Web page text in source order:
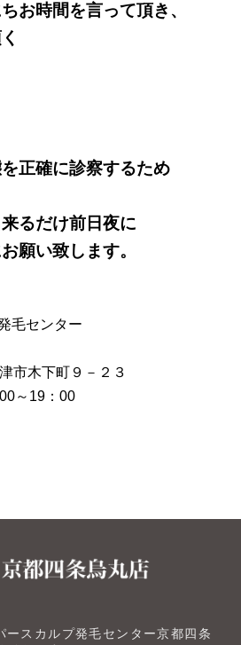
お時間を言って頂き、
正確に診察するため
るだけ前日夜に
願い致します。
毛センター
市木下町９－２３
～19：00
ースカルプ発毛センター京都四条